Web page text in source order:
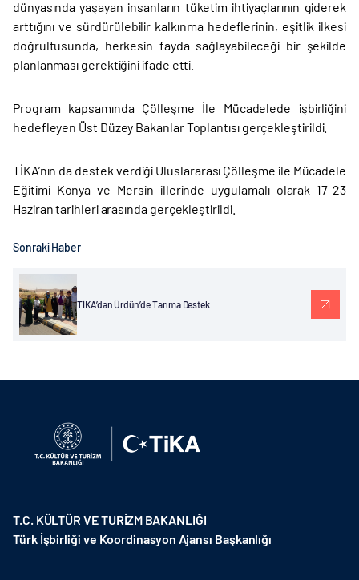
dünyasında yaşayan insanların tüketim ihtiyaçlarının giderek
arttığını ve sürdürülebilir kalkınma hedeflerinin, eşitlik ilkesi
doğrultusunda, herkesin fayda sağlayabileceği bir şekilde
planlanması gerektiğini ifade etti.
Program kapsamında Çölleşme İle Mücadelede işbirliğini
hedefleyen Üst Düzey Bakanlar Toplantısı gerçekleştirildi.
TİKA’nın da destek verdiği Uluslararası Çölleşme ile Mücadele
Eğitimi Konya ve Mersin illerinde uygulamalı olarak 17-23
Haziran tarihleri arasında gerçekleştirildi.
Sonraki Haber
TİKA’dan Ürdün’de Tarıma Destek
T.C. KÜLTÜR VE TURİZM BAKANLIĞI
Türk İşbirliği ve Koordinasyon Ajansı Başkanlığı